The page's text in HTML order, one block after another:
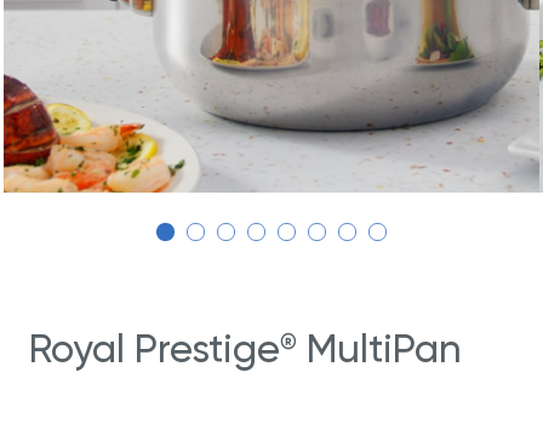
Royal Prestige® MultiPan